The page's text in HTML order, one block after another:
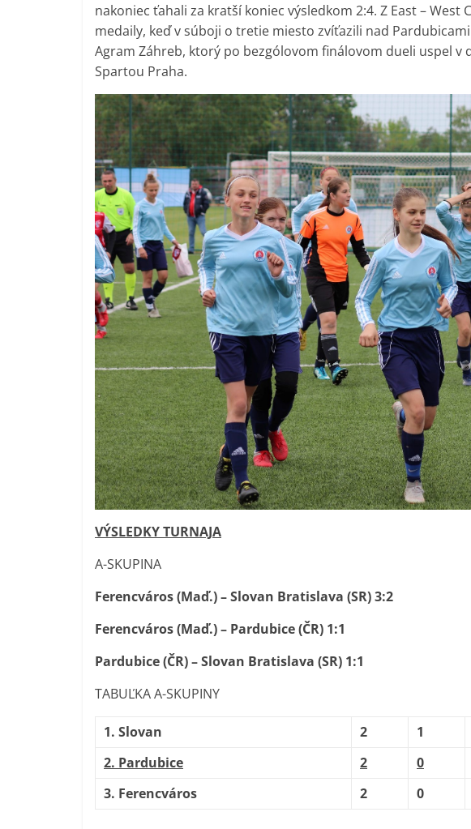
nakoniec ťahali za kratší koniec výsledkom 2:4. Z East –
medaily, keď v súboji o tretie miesto zvíťazili nad
Agram Záhreb, ktorý po bezgólovom finálovom dueli uspel
Spartou Praha.
VÝSLEDKY TURNAJA
A-SKUPINA
Ferencváros (Maď.) – Slovan Bratislava (SR) 3:2
Ferencváros (Maď.) – Pardubice (ČR) 1:1
Pardubice (ČR) – Slovan Bratislava (SR) 1:1
TABUĽKA A-SKUPINY
1. Slovan 2 1
2. Pardubice
2 0
3. Ferencváros
2 0